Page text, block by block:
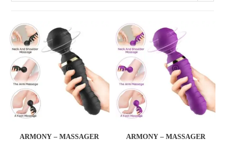
ARMONY – MASSAGER
ARMONY – MASSAGER